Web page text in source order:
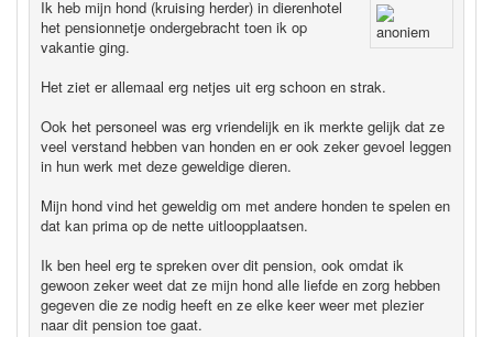
Ik heb mijn hond (kruising herder) in dierenhotel
het pensionnetje ondergebracht toen ik op
vakantie ging.
Het ziet er allemaal erg netjes uit erg schoon en strak.
Ook het personeel was erg vriendelijk en ik merkte gelijk dat ze
veel verstand hebben van honden en er ook zeker gevoel leggen
in hun werk met deze geweldige dieren.
Mijn hond vind het geweldig om met andere honden te spelen en
dat kan prima op de nette uitloopplaatsen.
Ik ben heel erg te spreken over dit pension, ook omdat ik
gewoon zeker weet dat ze mijn hond alle liefde en zorg hebben
gegeven die ze nodig heeft en ze elke keer weer met plezier
naar dit pension toe gaat.